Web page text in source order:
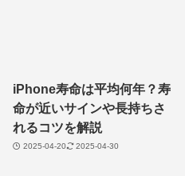
iPhone寿命は平均何年？寿
命が近いサインや長持ちさ
れるコツを解説
2025-04-20 2025-04-30